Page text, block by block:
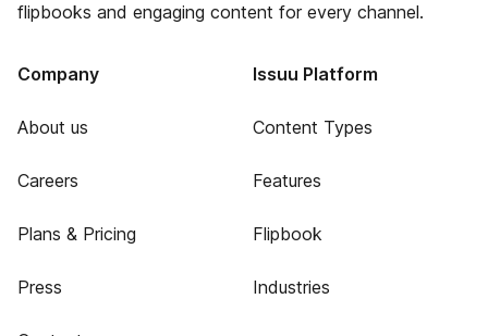
flipbooks and engaging content for every channel.
Company
About us
Careers
Plans & Pricing
Press
Issuu Platform
Content Types
Features
Flipbook
Industries